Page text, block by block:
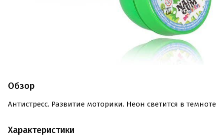
Обзор
Антистресс. Развитие моторики. Неон светится в темноте
Характеристики